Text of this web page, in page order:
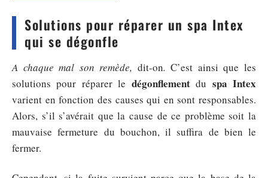
Solutions pour réparer un spa Intex
qui se dégonfle
A chaque mal son remède, dit-on.C’est ainsi que les
solutions pour réparer le dégonflementdu spa Intex
varient en fonction des causes qui en sont responsables.
Alors, s’il s’avérait que la cause de ce problème soit la
mauvaise fermeture du bouchon, il suffira de bien le
fermer.